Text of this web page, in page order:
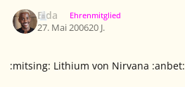
Elda Ehrenmitglied
27. Mai 200620 J.
:mitsing: Lithium von Nirvana :anbet: